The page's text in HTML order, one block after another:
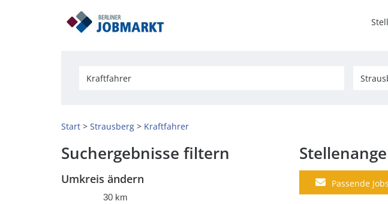
Start Strausberg Kraftfahrer
Suchergebnisse filtern
Umkreis ändern
30 km
Passende